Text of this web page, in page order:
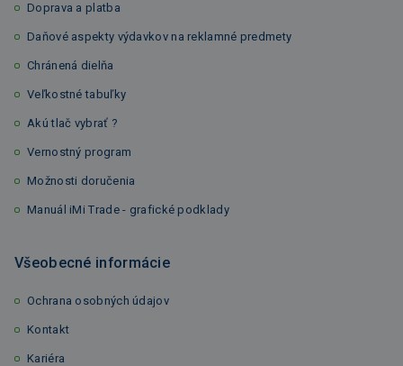
Doprava a platba
Daňové aspekty výdavkov na reklamné predmety
Chránená dielňa
Veľkostné tabuľky
Akú tlač vybrať ?
Vernostný program
Možnosti doručenia
Manuál iMi Trade - grafické podklady
Všeobecné informácie
Ochrana osobných údajov
Kontakt
Kariéra